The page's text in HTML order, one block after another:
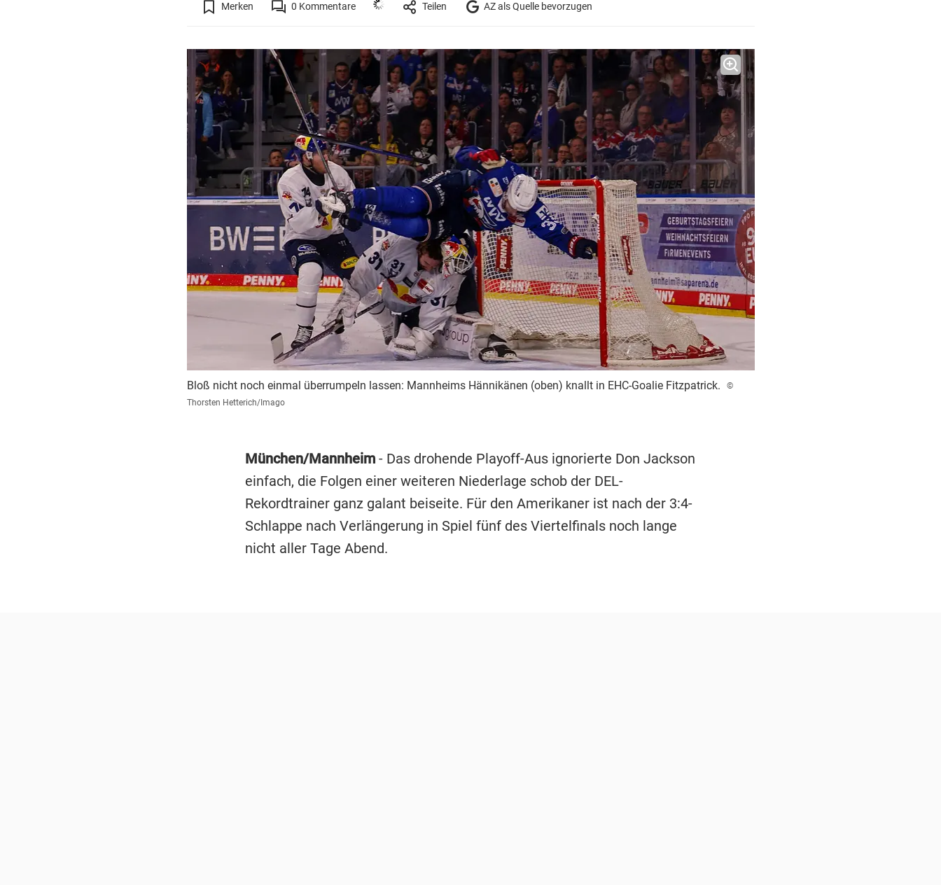
Merken 0 Kommentare Teilen AZ als Quelle bevorzugen
Bloß nicht noch einmal überrumpeln lassen: Mannheims Hännikänen (oben) knallt in EHC-Goalie Fitzpatrick.
©
Thorsten Hetterich/Imago
München/Mannheim- Das drohende Playoff-Aus ignorierte Don Jackson
einfach, die Folgen einer weiteren Niederlage schob der DEL-
Rekordtrainer ganz galant beiseite. Für den Amerikaner ist nach der 3:4-
Schlappe nach Verlängerung in Spiel fünf des Viertelfinals noch lange
nicht aller Tage Abend.